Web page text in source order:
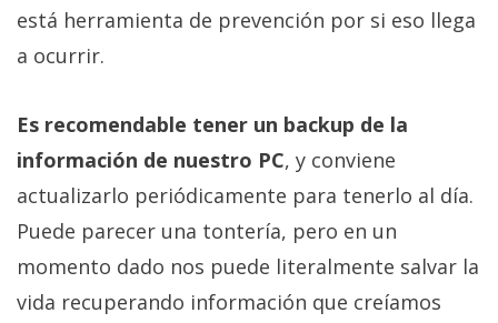
está herramienta de prevención por si eso llega
a ocurrir.
Es recomendable tener un backup de la
información de nuestro PC, y conviene
actualizarlo periódicamente para tenerlo al día.
Puede parecer una tontería, pero en un
momento dado nos puede literalmente salvar la
vida recuperando información que creíamos